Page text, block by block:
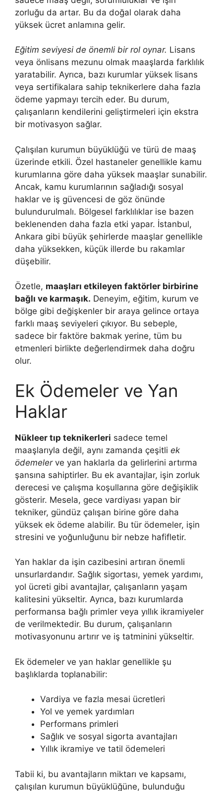
zorluğu da artar. Bu da doğal olarak daha
yüksek ücret anlamına gelir.
Eğitim seviyesi de önemli bir rol oynar. Lisans
veya önlisans mezunu olmak maaşlarda farklılık
yaratabilir. Ayrıca, bazı kurumlar yüksek lisans
veya sertifikalara sahip teknikerlere daha fazla
ödeme yapmayı tercih eder. Bu durum,
çalışanların kendilerini geliştirmeleri için ekstra
bir motivasyon sağlar.
Çalışılan kurumun büyüklüğü ve türü de maaş
üzerinde etkili. Özel hastaneler genellikle kamu
kurumlarına göre daha yüksek maaşlar sunabilir.
Ancak, kamu kurumlarının sağladığı sosyal
haklar ve iş güvencesi de göz önünde
bulundurulmalı. Bölgesel farklılıklar ise bazen
beklenenden daha fazla etki yapar. İstanbul,
Ankara gibi büyük şehirlerde maaşlar genellikle
daha yüksekken, küçük illerde bu rakamlar
düşebilir.
Özetle, maaşları etkileyen faktörler birbirine
bağlı ve karmaşık. Deneyim, eğitim, kurum ve
bölge gibi değişkenler bir araya gelince ortaya
farklı maaş seviyeleri çıkıyor. Bu sebeple,
sadece bir faktöre bakmak yerine, tüm bu
etmenleri birlikte değerlendirmek daha doğru
olur.
Ek Ödemeler ve Yan
Haklar
Nükleer tıp teknikerleri sadece temel
maaşlarıyla değil, aynı zamanda çeşitli ek
ödemelerve yan haklarla da gelirlerini artırma
şansına sahiptirler. Bu ek avantajlar, işin zorluk
derecesi ve çalışma koşullarına göre değişiklik
gösterir. Mesela, gece vardiyası yapan bir
tekniker, gündüz çalışan birine göre daha
yüksek ek ödeme alabilir. Bu tür ödemeler, işin
stresini ve yoğunluğunu bir nebze hafifletir.
Yan haklar da işin cazibesini artıran önemli
unsurlardandır. Sağlık sigortası, yemek yardımı,
yol ücreti gibi avantajlar, çalışanların yaşam
kalitesini yükseltir. Ayrıca, bazı kurumlarda
performansa bağlı primler veya yıllık ikramiyeler
de verilmektedir. Bu durum, çalışanların
motivasyonunu artırır ve iş tatminini yükseltir.
Ek ödemeler ve yan haklar genellikle şu
başlıklarda toplanabilir:
Vardiya ve fazla mesai ücretleri
Yol ve yemek yardımları
Performans primleri
Sağlık ve sosyal sigorta avantajları
Yıllık ikramiye ve tatil ödemeleri
Tabii ki, bu avantajların miktarı ve kapsamı,
çalışılan kurumun büyüklüğüne, bulunduğu